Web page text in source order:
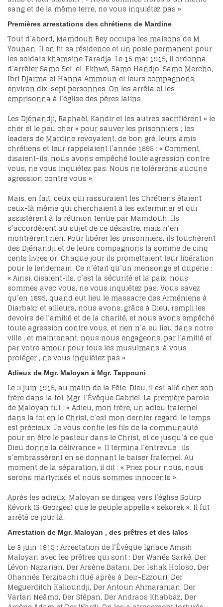
sang et de la même terre, ne vous inquiétez pas ».
Premières arrestations des chrétiens de Mardine
Tout d’abord, Mamdouh Bey occupa les maisons de M.
Younan. Il en fit sa résidence et un poste permanent pour
les soldats khamsine Taradja. Le 15 mai 1915, il ordonna
d’arrêter Samo Set-el-Ekhwé, Samo Handjo, Samo Mercho,
Ibri Djarma et Hanna Ammoun et leurs compagnons,
environ dix-sept personnes. On les arrêta et les
emprisonna à l’église des pères latins.
Les Djénandji, Raphaël, Kandir et les autres sacrifièrent « le
cher et le peu cher » pour sauver les prisonniers ; les
leaders de Mardine revoyaient, de bon gré, leurs amis
chrétiens et leur rappelaient l’année 1895 : « Comment,
disaient-ils, nous avons empêché toute agression contre
vous, ne vous inquiétez pas. Nous ne tolérerons aucune
agression contre vous ».
Mais, en fait, ceux qui rassuraient les Chrétiens étaient
ceux-là même qui cherchaient à les exterminer et qui
assistèrent à la réunion tenue par Mamdouh. Ils
s’accordèrent au sujet de ce désastre, mais n’en
montrèrent rien. Pour libérer les prisonniers, ils touchèrent
des Djénandji et de leurs compagnons la somme de cinq
cents livres or. Chaque jour ils promettaient leur libération
pour le lendemain. Ce n’était qu’un mensonge et duperie :
« Ainsi, disaient-ils, c’est la sécurité et la paix, nous
sommes avec vous, ne vous inquiétez pas. Vous savez
qu’en 1895, quand eut lieu le massacre des Arméniens à
Diarbakr et ailleurs, nous avons, grâce à Dieu, rempli les
devoirs de l’amitié et de la charité, et nous avons empêché
toute agression contre vous, et rien n’a eu lieu dans notre
ville ; et maintenant, nous nous engageons, par l’amitié et
par votre amour pour tous les musulmans, à vous
protéger ; ne vous inquiétez pas ».
Adieux de Mgr. Maloyan à Mgr. Tappouni
Le 3 juin 1915, au matin de la Fête-Dieu, il est allé chez son
frère dans la foi, Mgr. l’Évêque Gabriel. La première parole
de Maloyan fut : « Adieu, mon frère, un adieu fraternel
dans la foi en le Christ, c’est mon dernier regard, le temps
est précieux. Je vous confie les fils de la communauté
pour en être le pasteur dans le Christ, et ce jusqu’à ce que
Dieu donne la délivrance ». Il termina l’entrevue ; ils
s’embrassèrent en se donnant le baiser fraternel. Au
moment de la séparation, il dit : « Priez pour nous, nous
serons martyrisés et nous sommes innocents ».
Après les adieux, Maloyan se dirigea vers l’église Sourp
Kévork (S. Georges) que le peuple appelle « sekorek ». Il fut
arrêté ce jour là.
Arrestation de Mgr. Maloyan , des prêtres et des laïcs
Le 3 juin 1915 : Arrestation de l’Évêque Ignace Amsih
Maloyan avec les prêtres qui sont : Der Wanés Sarké, Der
Lévon Nazarian, Der Arsène Batani, Der Ishak Holoso, Der
Ohannés Terzibachi (tué après à Deir-Ezzour), Der
Meguerditch Kalioundji, Der Antoun Ahmaranian, Der
Vartan Neâmo, Der Stépan, Der Andraos Khabbaz, Der